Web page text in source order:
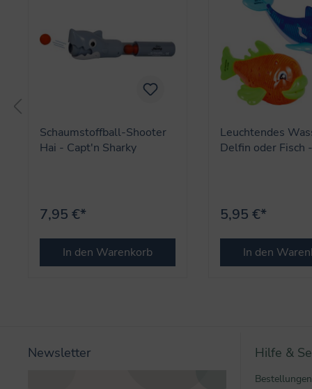
Schaumstoffball-Shooter
Hai - Capt'n Sharky
7,95 €*
In den Warenkorb
Leuchtendes
Delfin oder Fisch
5,95 €*
In den
Newsletter Hilfe &
Bestellungen